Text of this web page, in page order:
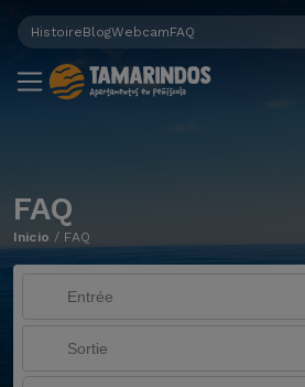
HistoireBlogWebcamFAQ
FAQ
Inicio / FAQ